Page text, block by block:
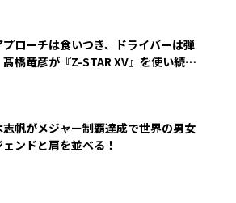
プローチは食いつき、ドライバーは弾
髙橋竜彦が『Z-STAR XV』を使い続け
志帆がメジャー制覇達成で世界の男女
ェンドと肩を並べる！